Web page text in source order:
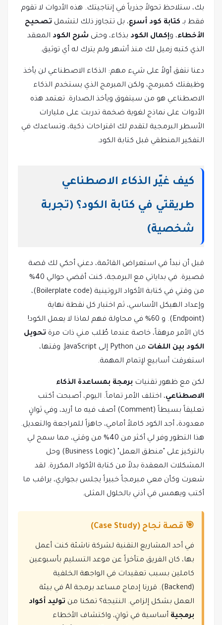
بك، ستلاحظ تحولاً جذرياً في إنتاجيتك. هذه الأدوات لا تقوم
فقط بـ كتابة كود أسرع، بل تتجاوز ذلك لتشمل تصحيح
الأخطاء، وإكمال الكود بذكاء، وحتى شرح الكود المعقد
الذي كتبه زميل لك منذ أشهر ولم يترك له أي توثيق.
دعنا نتفق أولاً على شيء مهم: الذكاء الاصطناعي لن يأخذ
وظيفتك كمبرمج، ولكن المبرمج الذي يستخدم الذكاء
الاصطناعي هو من سيتفوق ويأخذ الصدارة. تعتمد هذه
الأدوات على نماذج لغوية ضخمة تدربت على مليارات
الأسطر البرمجية لتقدم لك اقتراحات ذكية، وتساعدك في
التفكير المنطقي قبل كتابة الكود.
كيف غيّر الذكاء الاصطناعي
طريقتي في كتابة الكود؟ (تجربة
شخصية)
قبل أن نبدأ في استعراض القائمة، دعني أحكي لك قصة
قصيرة. في بداياتي مع البرمجة، كنت أقضي حوالي 40%
من وقتي في كتابة الأكواد الروتينية (Boilerplate code)،
وإعداد الهيكل الأساسي، ثم اختبار كل نقطة نهاية
(Endpoint). و 60% في محاولة فهم لماذا لا يعمل الكود!
كان الأمر مرهقاً، خاصة عندما طُلب مني ذات مرة تحويل
الكود بين اللغات
من Python إلى JavaScript. وقتها،
استغرقت أسابيع لإتمام المهمة.
لكن مع ظهور تقنيات برمجة بمساعدة الذكاء
الاصطناعي، اختلف الأمر تماماً. اليوم، أصبحت أكتب
تعليقاً بسيطاً (Comment) أصف فيه ما أريد، وفي ثوانٍ
معدودة، أجد الكود كاملاً أمامي، جاهزاً للمراجعة والتعديل.
هذا التطور وفر لي أكثر من 40% من وقتي، مما سمح لي
بالتركيز على "منطق العمل" (Business Logic) وحل
المشكلات المعقدة بدلاً من كتابة الأكواد المكررة. لقد
شعرت وكأن معي مبرمجاً خبيراً يجلس بجواري، يراقب ما
أكتب ويهمس في أذني بالحلول المثلى.
🎯 قصة نجاح (Case Study)
في أحد المشاريع التقنية لشركة ناشئة كنت أعمل
بها، كان الفريق متأخراً عن موعد التسليم بأسبوعين
كاملين بسبب تعقيدات في الواجهة الخلفية
(Backend). قررنا إدماج مساعد برمجة AI في بيئة
العمل بشكل إلزامي. النتيجة؟ تمكنا من توليد أكواد
برمجية أساسية في ثوانٍ، واكتشاف الأخطاء